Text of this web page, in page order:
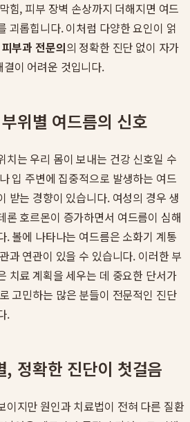
힘, 피부 장벽 손상까지 더해지면 여드
괴롭힙니다. 이처럼 다양한 요인이 얽
피부과 전문의의 정확한 진단 없이 자가
이 어려운 것입니다.
위별 여드름의 신호
치는 우리 몸이 보내는 건강 신호일 수
입 주변에 집중적으로 발생하는 여드
받는 경향이 있습니다. 여성의 경우 생
론 호르몬이 증가하면서 여드름이 심해
. 볼에 나타나는 여드름은 소화기 계통
과 연관이 있을 수 있습니다. 이러한 부
치료 계획을 세우는 데 중요한 단서가
고민하는 많은 분들이 전문적인 진단
.
정확한 진단이 첫걸음
이지만 원인과 치료법이 전혀 다른 질환